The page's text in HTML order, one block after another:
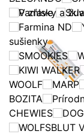
Pamlsky a
Farmina ND
sušienky
SMOOKIES
KIWI WALKER
WOOLF
MARP
BOZITA
CHEWIES
WOLFSBLUT
V zľave